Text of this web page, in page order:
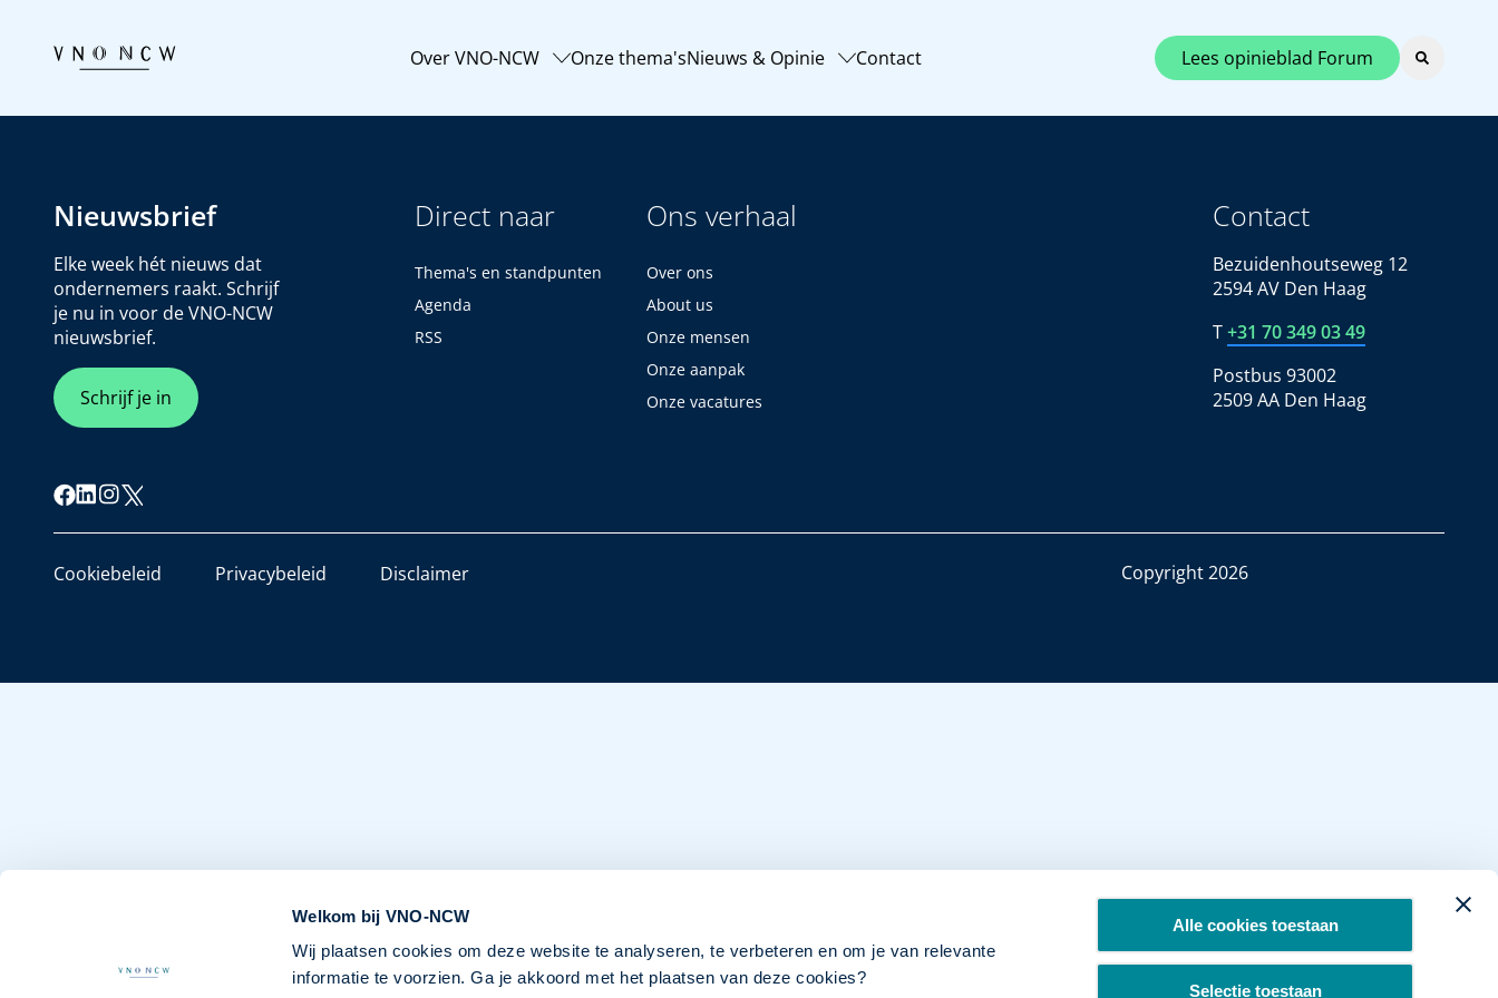
Welkom bij VNO-NCW
Wij plaatsen cookies om deze website te analyseren, te verbeteren en om je van relevante
informatie te voorzien. Ga je akkoord met het plaatsen van deze cookies?
Alle cookies toestaan
Selectie toestaan
Over VNO-NCW Onze thema'sNieuws & Opinie Contact Lees opinieblad Forum
Nieuwsbrief
Elke week hét nieuws dat
ondernemers raakt. Schrijf
je nu in voor de VNO-NCW
nieuwsbrief.
Schrijf je in
Direct naar
Thema's en standpunten
Agenda
RSS
Ons verhaal
Over ons
About us
Onze mensen
Onze aanpak
Onze vacatures
Contact
Bezuidenhoutseweg 12
2594 AV Den Haag
T+31 70 349 03 49
Postbus 93002
2509 AA Den Haag
Cookiebeleid Privacybeleid Disclaimer Copyright 2026